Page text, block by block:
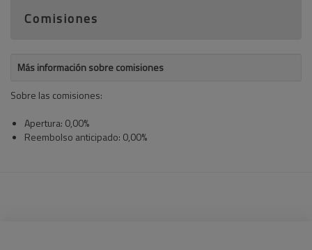
Comisiones
Más información sobre comisiones
Sobre las comisiones:
Apertura: 0,00%
Reembolso anticipado: 0,00%